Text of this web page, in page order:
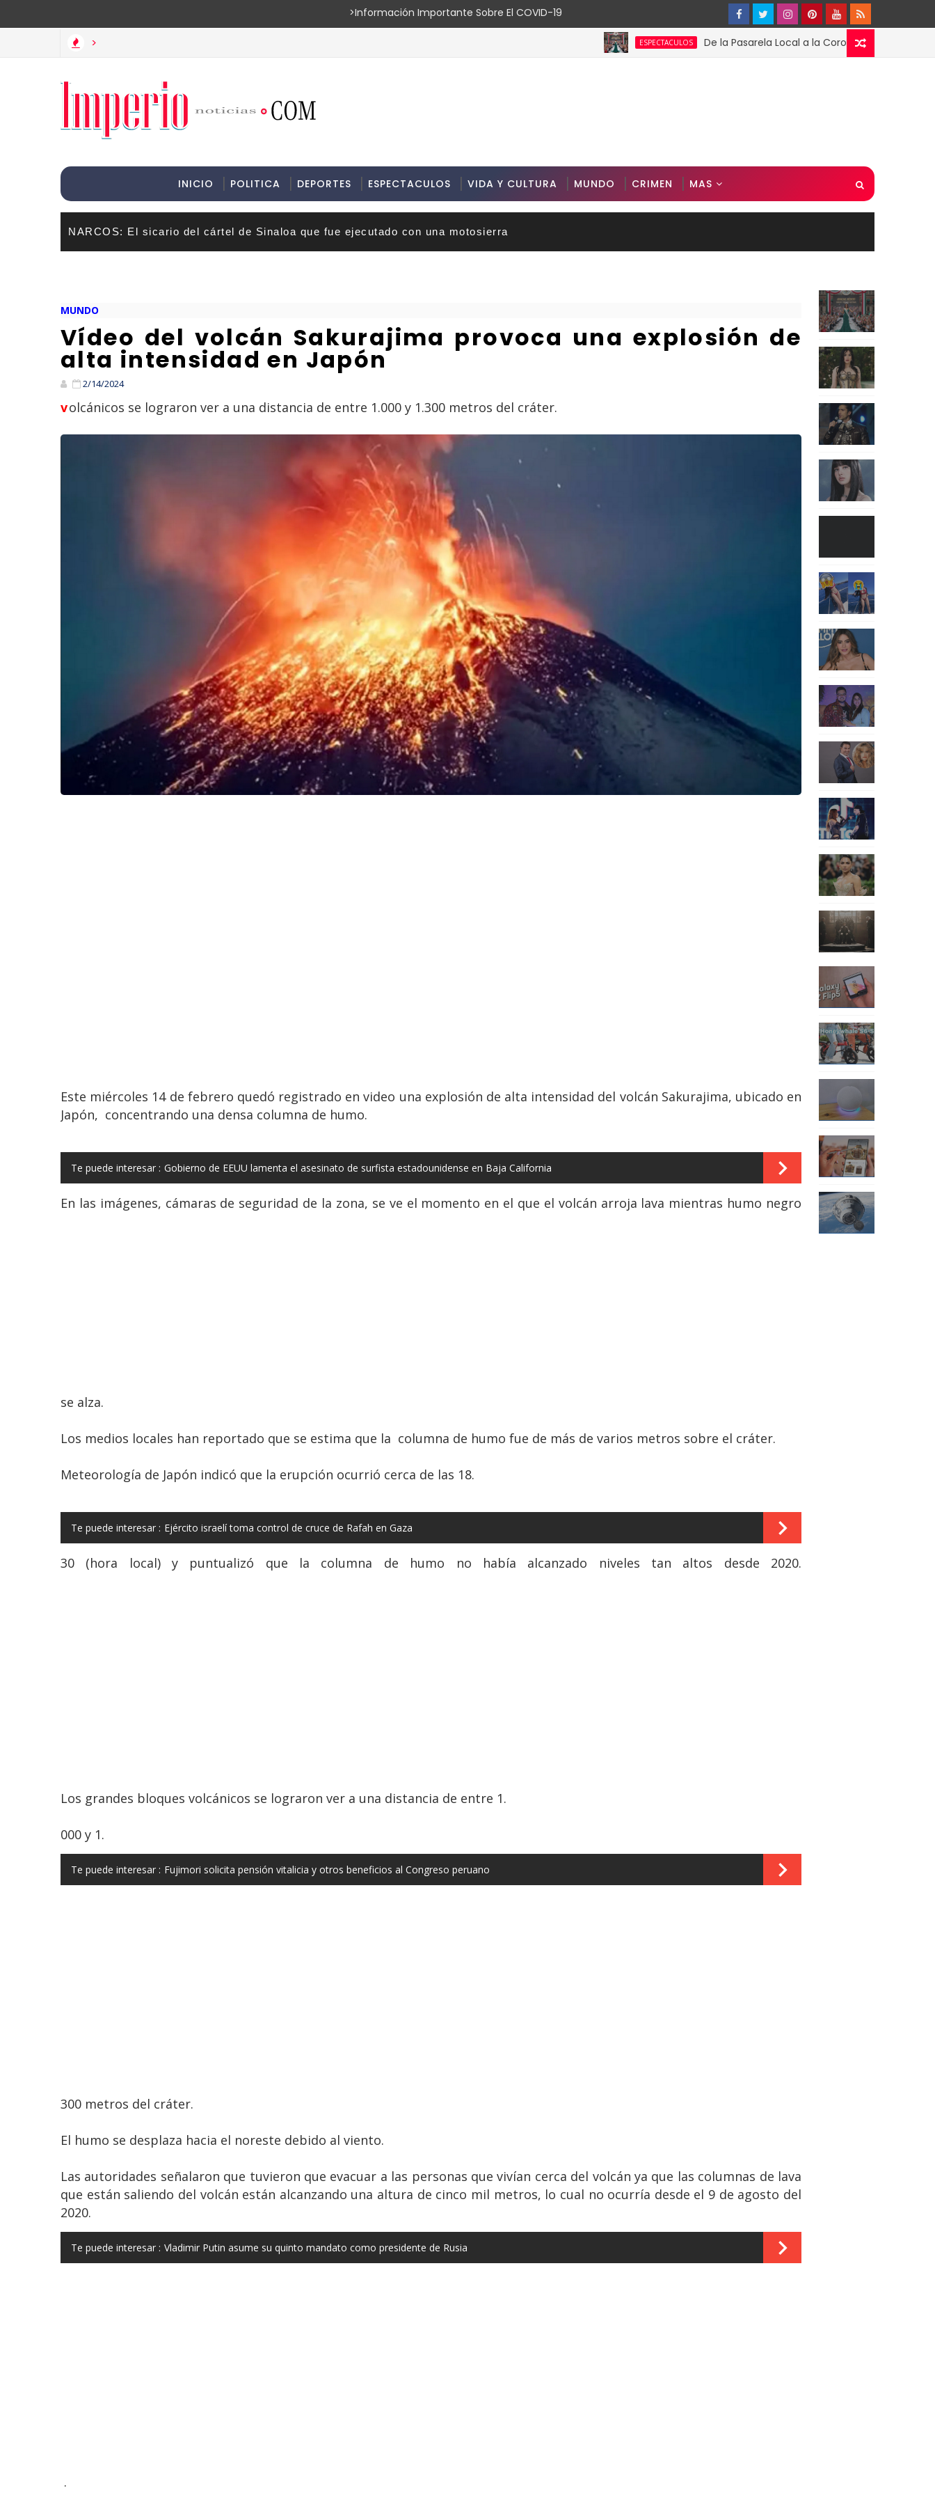
>Información Importante Sobre El COVID-19
> ESPECTACULOS De la Pasarela Local a la Corona Global: El Triunfo de
INICIO POLITICA DEPORTES ESPECTACULOS VIDA Y CULTURA MUNDO CRIMEN MAS
NARCOS: El sicario del cártel de Sinaloa que fue ejecutado con una motosierra
MUNDO
Vídeo del volcán Sakurajima provoca una explosión de
alta intensidad en Japón
2/14/2024
volcánicos se lograron ver a una distancia de entre 1.000 y 1.300 metros del cráter.
Este miércoles 14 de febrero quedó registrado en video una explosión de alta intensidad del volcán Sakurajima, ubicado en
Japón, concentrando una densa columna de humo.
Te puede interesar : Gobierno de EEUU lamenta el asesinato de surfista estadounidense en Baja California
En las imágenes, cámaras de seguridad de la zona, se ve el momento en el que el volcán arroja lava mientras humo negro
se alza.
Los medios locales han reportado que se estima que la columna de humo fue de más de varios metros sobre el cráter.
Meteorología de Japón indicó que la erupción ocurrió cerca de las 18.
Te puede interesar : Ejército israelí toma control de cruce de Rafah en Gaza
30 (hora local) y puntualizó que la columna de humo no había alcanzado niveles tan altos desde 2020.
Los grandes bloques volcánicos se lograron ver a una distancia de entre 1.
000 y 1.
Te puede interesar : Fujimori solicita pensión vitalicia y otros beneficios al Congreso peruano
300 metros del cráter.
El humo se desplaza hacia el noreste debido al viento.
Las autoridades señalaron que tuvieron que evacuar a las personas que vivían cerca del volcán ya que las columnas de lava
que están saliendo del volcán están alcanzando una altura de cinco mil metros, lo cual no ocurría desde el 9 de agosto del
2020.
Te puede interesar : Vladimir Putin asume su quinto mandato como presidente de Rusia
.